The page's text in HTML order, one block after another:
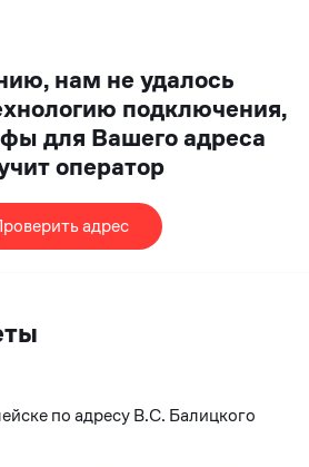
нам не удалось
подключения,
для Вашего адреса
оператор
адрес
по адресу В.С. Балицкого